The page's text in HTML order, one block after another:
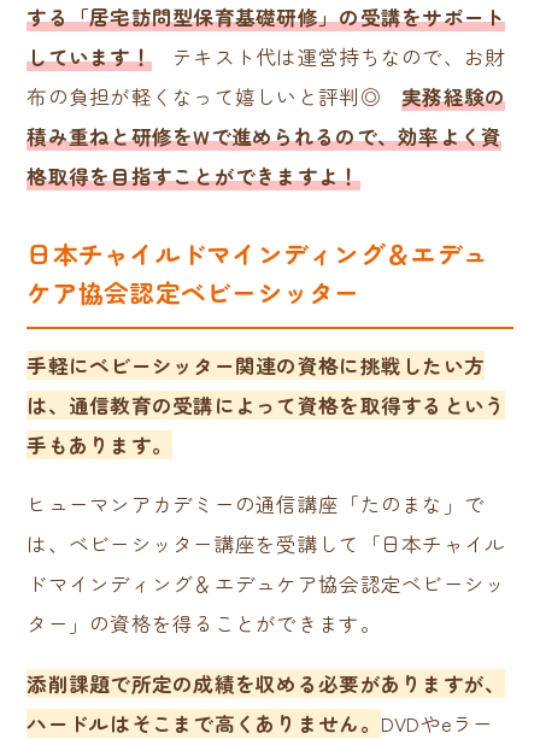
する「居宅訪問型保育基礎研修」の受講をサポート
しています！テキスト代は運営持ちなので、お財
布の負担が軽くなって嬉しいと評判◎実務経験の
積み重ねと研修をWで進められるので、効率よく資
格取得を目指すことができますよ！
日本チャイルドマインディング＆エデュ
ケア協会認定ベビーシッター
手軽にベビーシッター関連の資格に挑戦したい方
は、通信教育の受講によって資格を取得するという
手もあります。
ヒューマンアカデミーの通信講座「たのまな」で
は、ベビーシッター講座を受講して「日本チャイル
ドマインディング＆エデュケア協会認定ベビーシッ
ター」の資格を得ることができます。
添削課題で所定の成績を収める必要がありますが、
ハードルはそこまで高くありません。 DVDやeラー